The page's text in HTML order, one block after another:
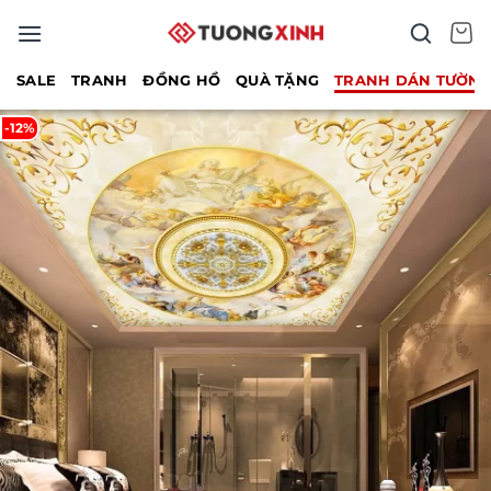
qua
SALE TRANH ĐỒNG HỒ QUÀ TẶNG TRANH DÁN
-12%